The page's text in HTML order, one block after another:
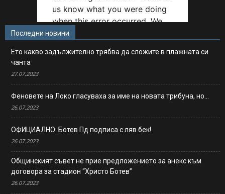
Последни новини
Ето какво задължително трябва да сложите в плажната си
чанта
27.07.2023
Феновете на Локо гласуваха за име на новата трибуна, но…
26.07.2023
ОФИЦИАЛНО: Ботев Пд подписа с ляв бек!
26.07.2023
Общинският съвет не прие предложението за анекс към
договора за стадион “Христо Ботев”
26.07.2023